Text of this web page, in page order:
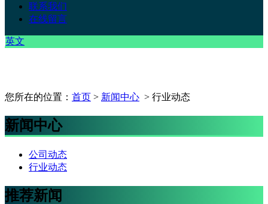
联系我们
在线留言
英文
您所在的位置： 首页 > 新闻中心 > 行业动态
新闻中心
公司动态
行业动态
推荐新闻